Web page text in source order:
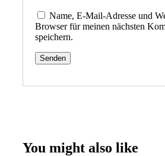
Name, E-Mail-Adresse und
Browser für meinen nächsten
speichern.
You might also like